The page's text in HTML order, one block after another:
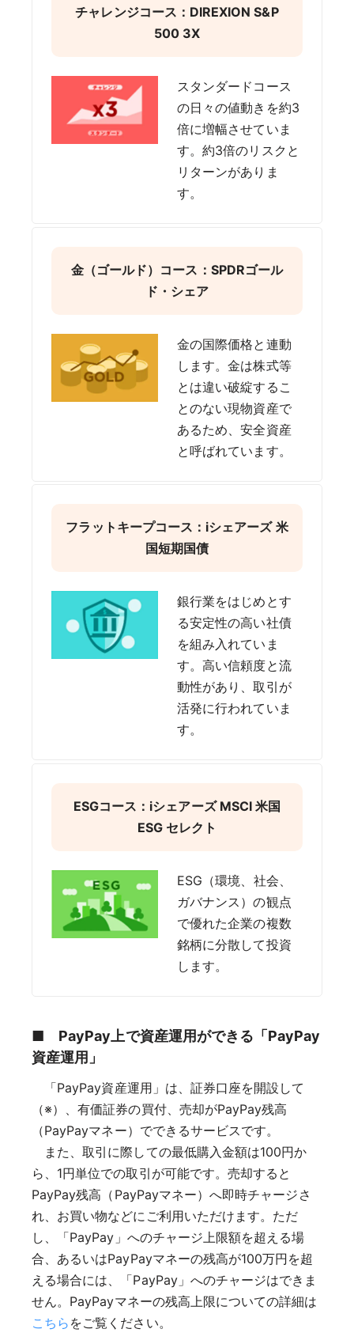
チャレンジコース：DIREXION S&P
500 3X
スタンダードコース
の日々の値動きを約3
倍に増幅させていま
す。約3倍のリスクと
リターンがありま
す。
金（ゴールド）コース：SPDRゴール
ド・シェア
金の国際価格と連動
します。金は株式等
とは違い破綻するこ
とのない現物資産で
あるため、安全資産
と呼ばれています。
フラットキープコース：iシェアーズ 米
国短期国債
銀行業をはじめとす
る安定性の高い社債
を組み入れていま
す。高い信頼度と流
動性があり、取引が
活発に行われていま
す。
ESGコース：iシェアーズ MSCI 米国
ESG セレクト
ESG（環境、社会、
ガバナンス）の観点
で優れた企業の複数
銘柄に分散して投資
します。
■
PayPay上で資産運用ができる「PayPay
資産運用」
「PayPay資産運用」は、証券口座を開設して
（※）、有価証券の買付、売却がPayPay残高
（PayPayマネー）でできるサービスです。
また、取引に際しての最低購入金額は100円か
ら、1円単位での取引が可能です。売却すると
PayPay残高（PayPayマネー）へ即時チャージさ
れ、お買い物などにご利用いただけます。ただ
し、「PayPay」へのチャージ上限額を超える場
合、あるいはPayPayマネーの残高が100万円を超
える場合には、「PayPay」へのチャージはできま
せん。PayPayマネーの残高上限についての詳細は
こちら をご覧ください。